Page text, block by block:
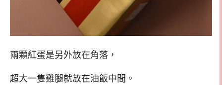
兩顆紅蛋是另外放在角落，
超大一隻雞腿就放在油飯中間。